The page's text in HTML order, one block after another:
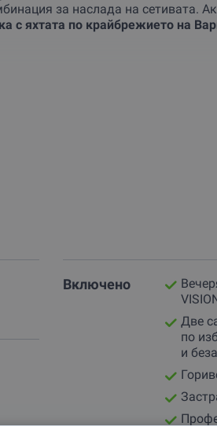
за наслада на сетивата.
с яхтата по крайбрежието на
да удължите преживяването с
събудите с изглед към морето.
Включено
Две
по
и